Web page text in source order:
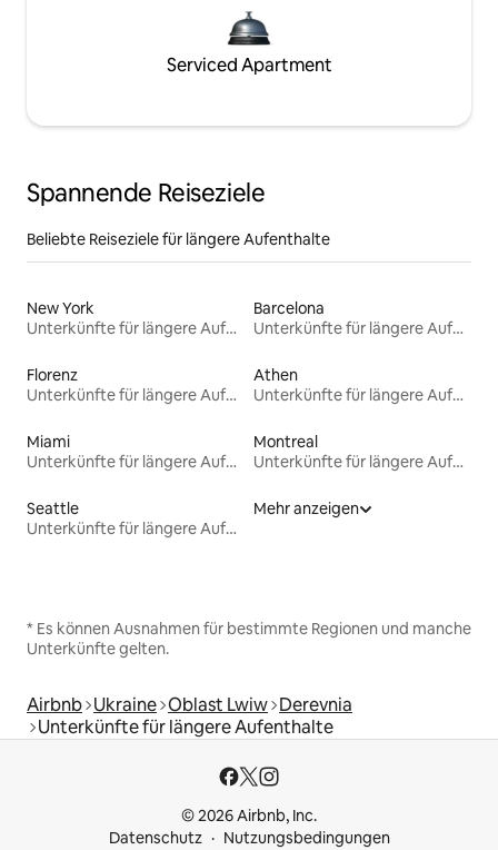
Serviced Apartment
Spannende Reiseziele
Beliebte Reiseziele für längere Aufenthalte
New York
Unterkünfte für längere Aufenthalte
Barcelona
Unterkünfte für längere Aufenthalte
Florenz
Unterkünfte für längere Aufenthalte
Athen
Unterkünfte für längere Aufenthalte
Miami
Unterkünfte für längere Aufenthalte
Montreal
Unterkünfte für längere Aufenthalte
Seattle
Unterkünfte für längere Aufenthalte
Mehr anzeigen
* Es können Ausnahmen für bestimmte Regionen und manche
Unterkünfte gelten.
Airbnb Ukraine Oblast Lwiw Derevnia
Unterkünfte für längere Aufenthalte
© 2026 Airbnb, Inc.
Datenschutz
Nutzungsbedingungen